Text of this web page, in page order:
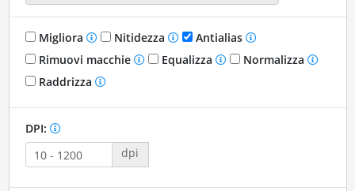
Migliora Nitidezza
Antialias
Rimuovi macchie
Equalizza
Normalizza
Raddrizza
DPI:
dpi